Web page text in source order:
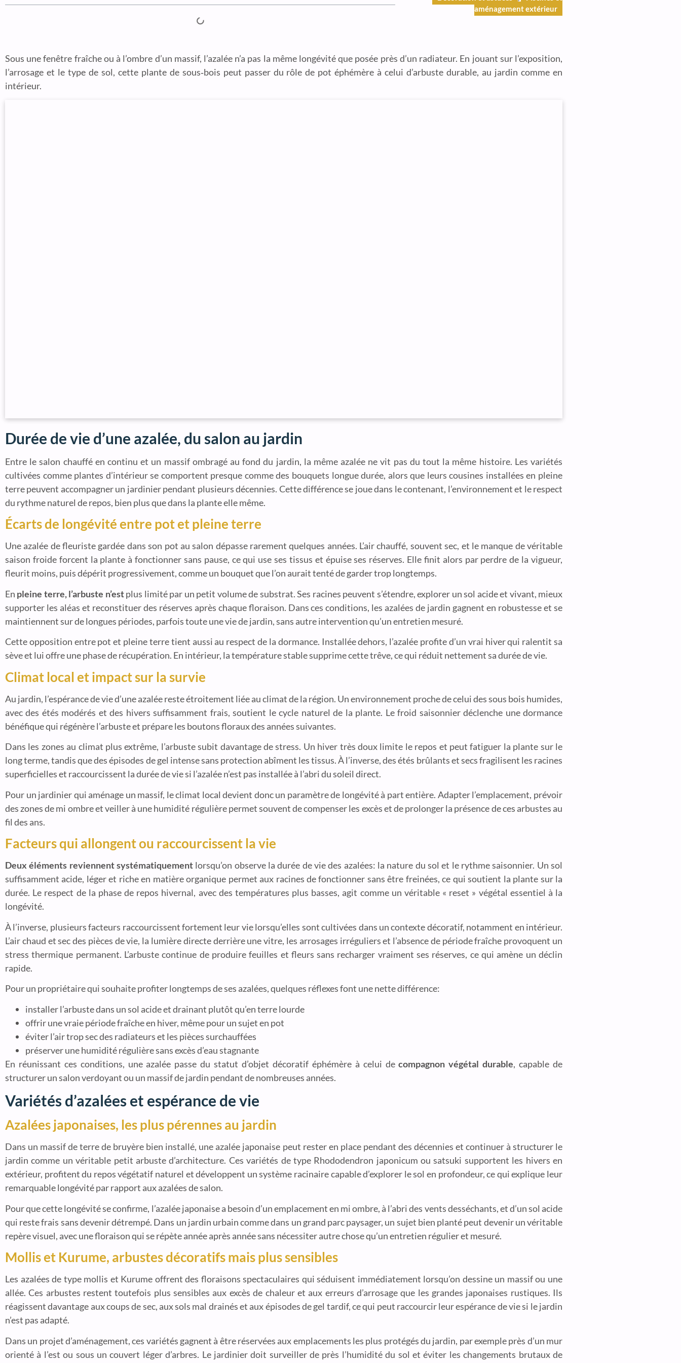
aménagement extérieur
Sous une fenêtre fraîche ou à l’ombre d’un massif, l’azalée n’a pas la même longévité que posée près d’un radiateur. En jouant sur l’exposition,
l’arrosage et le type de sol, cette plante de sous‑bois peut passer du rôle de pot éphémère à celui d’arbuste durable, au jardin comme en
intérieur.
Durée de vie d’une azalée, du salon au jardin
Entre le salon chauffé en continu et un massif ombragé au fond du jardin, la même azalée ne vit pas du tout la même histoire. Les variétés
cultivées comme plantes d’intérieur se comportent presque comme des bouquets longue durée, alors que leurs cousines installées en pleine
terre peuvent accompagner un jardinier pendant plusieurs décennies. Cette différence se joue dans le contenant, l’environnement et le respect
du rythme naturel de repos, bien plus que dans la plante elle même.
Écarts de longévité entre pot et pleine terre
Une azalée de fleuriste gardée dans son pot au salon dépasse rarement quelques années. L’air chauffé, souvent sec, et le manque de véritable
saison froide forcent la plante à fonctionner sans pause, ce qui use ses tissus et épuise ses réserves. Elle finit alors par perdre de la vigueur,
fleurit moins, puis dépérit progressivement, comme un bouquet que l’on aurait tenté de garder trop longtemps.
En pleine terre, l’arbuste n’estplus limité par un petit volume de substrat. Ses racines peuvent s’étendre, explorer un sol acide et vivant, mieux
supporter les aléas et reconstituer des réserves après chaque floraison. Dans ces conditions, les azalées de jardin gagnent en robustesse et se
maintiennent sur de longues périodes, parfois toute une vie de jardin, sans autre intervention qu’un entretien mesuré.
Cette opposition entre pot et pleine terre tient aussi au respect de la dormance. Installée dehors, l’azalée profite d’un vrai hiver qui ralentit sa
sève et lui offre une phase de récupération. En intérieur, la température stable supprime cette trêve, ce qui réduit nettement sa durée de vie.
Climat local et impact sur la survie
Au jardin, l’espérance de vie d’une azalée reste étroitement liée au climat de la région. Un environnement proche de celui des sous bois humides,
avec des étés modérés et des hivers suffisamment frais, soutient le cycle naturel de la plante. Le froid saisonnier déclenche une dormance
bénéfique qui régénère l’arbuste et prépare les boutons floraux des années suivantes.
Dans les zones au climat plus extrême, l’arbuste subit davantage de stress. Un hiver très doux limite le repos et peut fatiguer la plante sur le
long terme, tandis que des épisodes de gel intense sans protection abîment les tissus. À l’inverse, des étés brûlants et secs fragilisent les racines
superficielles et raccourcissent la durée de vie si l’azalée n’est pas installée à l’abri du soleil direct.
Pour un jardinier qui aménage un massif, le climat local devient donc un paramètre de longévité à part entière. Adapter l’emplacement, prévoir
des zones de mi ombre et veiller à une humidité régulière permet souvent de compenser les excès et de prolonger la présence de ces arbustes au
fil des ans.
Facteurs qui allongent ou raccourcissent la vie
Deux éléments reviennent systématiquement lorsqu’on observe la durée de vie des azalées: la nature du sol et le rythme saisonnier. Un sol
suffisamment acide, léger et riche en matière organique permet aux racines de fonctionner sans être freinées, ce qui soutient la plante sur la
durée. Le respect de la phase de repos hivernal, avec des températures plus basses, agit comme un véritable « reset » végétal essentiel à la
longévité.
À l’inverse, plusieurs facteurs raccourcissent fortement leur vie lorsqu’elles sont cultivées dans un contexte décoratif, notamment en intérieur.
L’air chaud et sec des pièces de vie, la lumière directe derrière une vitre, les arrosages irréguliers et l’absence de période fraîche provoquent un
stress thermique permanent. L’arbuste continue de produire feuilles et fleurs sans recharger vraiment ses réserves, ce qui amène un déclin
rapide.
Pour un propriétaire qui souhaite profiter longtemps de ses azalées, quelques réflexes font une nette différence:
installer l’arbuste dans un sol acide et drainant plutôt qu’en terre lourde
offrir une vraie période fraîche en hiver, même pour un sujet en pot
éviter l’air trop sec des radiateurs et les pièces surchauffées
préserver une humidité régulière sans excès d’eau stagnante
En réunissant ces conditions, une azalée passe du statut d’objet décoratif éphémère à celui decompagnon végétal durable, capable de
structurer un salon verdoyant ou un massif de jardin pendant de nombreuses années.
Variétés d’azalées et espérance de vie
Azalées japonaises, les plus pérennes au jardin
Dans un massif de terre de bruyère bien installé, une azalée japonaise peut rester en place pendant des décennies et continuer à structurer le
jardin comme un véritable petit arbuste d’architecture. Ces variétés de type Rhododendron japonicum ou satsuki supportent les hivers en
extérieur, profitent du repos végétatif naturel et développent un système racinaire capable d’explorer le sol en profondeur, ce qui explique leur
remarquable longévité par rapport aux azalées de salon.
Pour que cette longévité se confirme, l’azalée japonaise a besoin d’un emplacement en mi ombre, à l’abri des vents desséchants, et d’un sol acide
qui reste frais sans devenir détrempé. Dans un jardin urbain comme dans un grand parc paysager, un sujet bien planté peut devenir un véritable
repère visuel, avec une floraison qui se répète année après année sans nécessiter autre chose qu’un entretien régulier et mesuré.
Mollis et Kurume, arbustes décoratifs mais plus sensibles
Les azalées de type mollis et Kurume offrent des floraisons spectaculaires qui séduisent immédiatement lorsqu’on dessine un massif ou une
allée. Ces arbustes restent toutefois plus sensibles aux excès de chaleur et aux erreurs d’arrosage que les grandes japonaises rustiques. Ils
réagissent davantage aux coups de sec, aux sols mal drainés et aux épisodes de gel tardif, ce qui peut raccourcir leur espérance de vie si le jardin
n’est pas adapté.
Dans un projet d’aménagement, ces variétés gagnent à être réservées aux emplacements les plus protégés du jardin, par exemple près d’un mur
orienté à l’est ou sous un couvert léger d’arbres. Le jardinier doit surveiller de près l’humidité du sol et éviter les changements brutaux de